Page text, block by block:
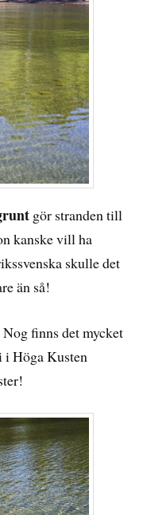
gör stranden till
kanske vill ha
skulle det
än så!
finns det mycket
i Höga Kusten